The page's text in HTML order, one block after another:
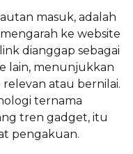
masuk, adalah
ke website
dianggap sebagai
lain, menunjukkan
atau bernilai.
ternama
tren gadget, itu
pengakuan.